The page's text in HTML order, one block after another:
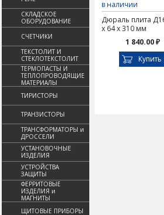
СКЛАДСКОЕ
ОБОРУДОВАНИЕ
СЧЕТЧИКИ
ТЕКСТОЛИТ И
СТЕКЛОТЕКСТОЛИТ
ТЕРМОПАСТЫ И
ТЕПЛОПРОВОДЯЩИЕ
МАТЕРИАЛЫ
ТИРИСТОРЫ
ТРАНЗИСТОРЫ
ТРАНСФОРМАТОРЫ и
ДРОССЕЛИ
УСТАНОВОЧНЫЕ
ИЗДЕЛИЯ
УСТРОЙСТВА
ЗАЩИТЫ
ФЕРРИТОВЫЕ
ИЗДЕЛИЯ и
МАГНИТЫ
ЩИТОВЫЕ ПРИБОРЫ
в наличии
Дюраль плита
х 64 х 310 мм
1 840.00 ₽
Купить